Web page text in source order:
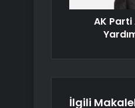
AK Parti
İlgili